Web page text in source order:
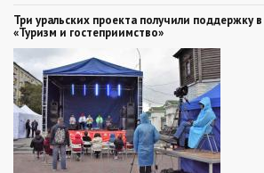
Три уральских проекта получили поддержку
«Туризм и гостеприимство»